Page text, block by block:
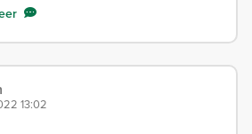
13:02